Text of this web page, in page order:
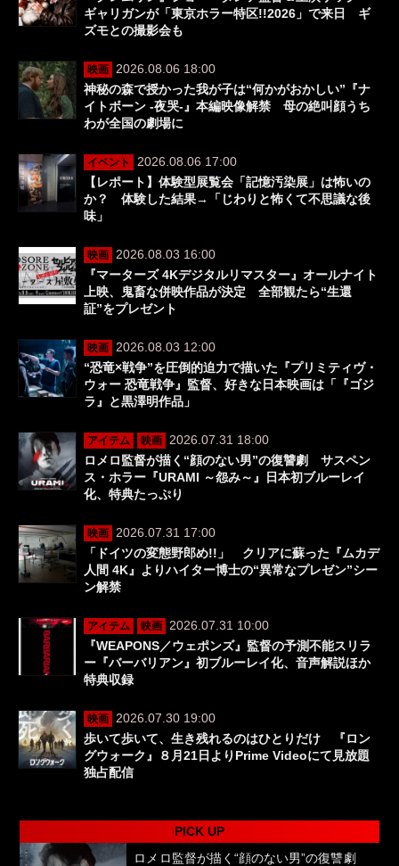
ギャリガンが「東京ホラー特区!!2026」で来日 ギ
ズモとの撮影会も
映画
2026.08.06 18:00
神秘の森で授かった我が子は“何かがおかしい”『ナ
イトボーン -夜哭-』本編映像解禁 母の絶叫顔うち
わが全国の劇場に
イベント
2026.08.06 17:00
【レポート】体験型展覧会「記憶汚染展」は怖いの
か？ 体験した結果→「じわりと怖くて不思議な後
味」
映画
2026.08.03 16:00
『マーターズ 4Kデジタルリマスター』オールナイト
上映、鬼畜な併映作品が決定 全部観たら“生還
証”をプレゼント
映画
2026.08.03 12:00
“恐竜×戦争”を圧倒的迫力で描いた『プリミティヴ・
ウォー 恐竜戦争』監督、好きな日本映画は「『ゴジ
ラ』と黒澤明作品」
アイテム 映画
2026.07.31 18:00
ロメロ監督が描く“顔のない男”の復讐劇 サスペン
ス・ホラー『URAMI ～怨み～』日本初ブルーレイ
化、特典たっぷり
映画
2026.07.31 17:00
「ドイツの変態野郎め!!」 クリアに蘇った『ムカデ
人間 4K』よりハイター博士の“異常なプレゼン”シー
ン解禁
アイテム 映画
2026.07.31 10:00
『WEAPONS／ウェポンズ』監督の予測不能スリラ
ー『バーバリアン』初ブルーレイ化、音声解説ほか
特典収録
映画
2026.07.30 19:00
歩いて歩いて、生き残れるのはひとりだけ 『ロン
グウォーク』８月21日よりPrime Videoにて見放題
独占配信
PICK UP
ロメロ監督が描く“顔のない男”の復讐劇